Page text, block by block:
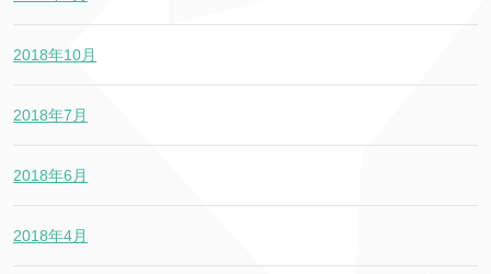
2018年10月
2018年7月
2018年6月
2018年4月